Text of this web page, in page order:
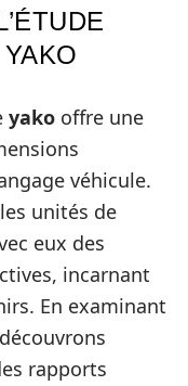
yako offre une
véhicule.
unités de
eux des
incarnant
En examinant
rapports